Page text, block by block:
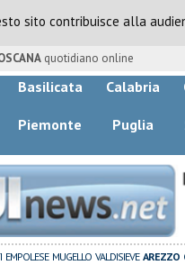
sito contribuisce alla
quotidiano online
Basilicata Calabria
Piemonte Puglia
EMPOLESE MUGELLO VALDISIEVE AREZZO